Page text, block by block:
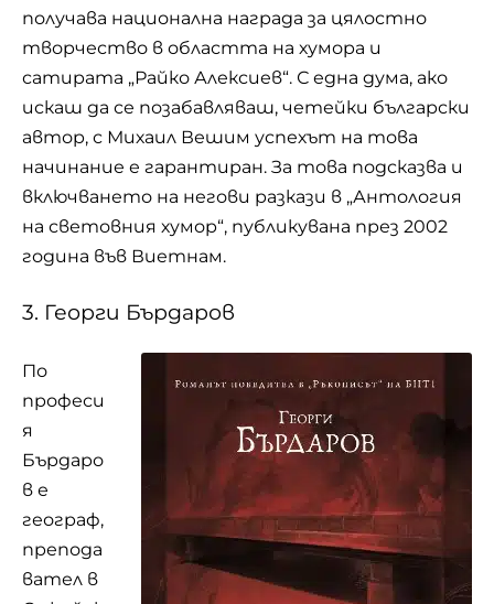
получава национална награда за цялостно
творчество в областта на хумора и
сатирата „Райко Алексиев“. С една дума, ако
искаш да се позабавляваш, четейки български
автор, с Михаил Вешим успехът на това
начинание е гарантиран. За това подсказва и
включването на негови разкази в „Антология
на световния хумор“, публикувана през 2002
година във Виетнам.
3. Георги Бърдаров
По
професи
я
Бърдаро
в е
географ,
препода
вател в